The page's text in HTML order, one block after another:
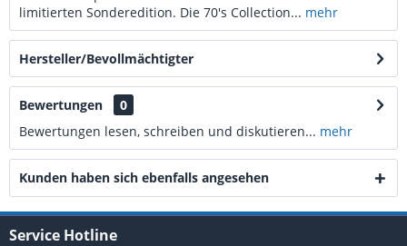
limitierten Sonderedition. Die 70's Collection... mehr
Hersteller/Bevollmächtigter
Bewertungen
0
Bewertungen lesen, schreiben und diskutieren... mehr
Kunden haben sich ebenfalls angesehen
Service Hotline